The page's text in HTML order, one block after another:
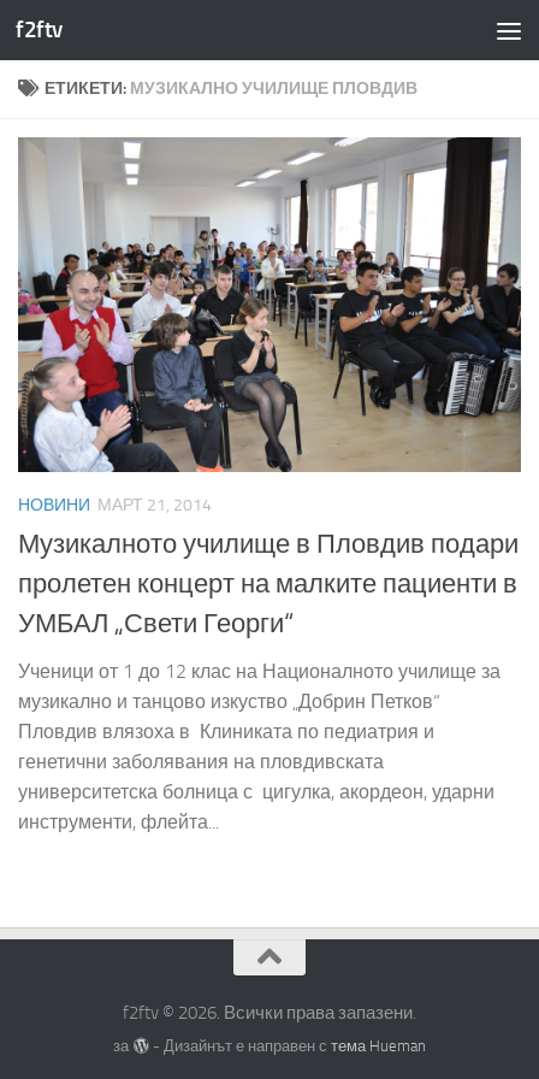
Към съдържанието
f2ftv
ЕТИКЕТИ: МУЗИКАЛНО УЧИЛИЩЕ ПЛОВДИВ
НОВИНИ МАРТ 21, 2014
Музикалното училище в Пловдив подари
пролетен концерт на малките пациенти в
УМБАЛ „Свети Георги“
Ученици от 1 до 12 клас на Националното училище за
музикално и танцово изкуство „Добрин Петков“
Пловдив влязоха в Клиниката по педиатрия и
генетични заболявания на пловдивската
университетска болница с цигулка, акордеон, ударни
инструменти, флейта...
f2ftv © 2026. Всички права запазени.
за - Дизайнът е направен с тема Hueman